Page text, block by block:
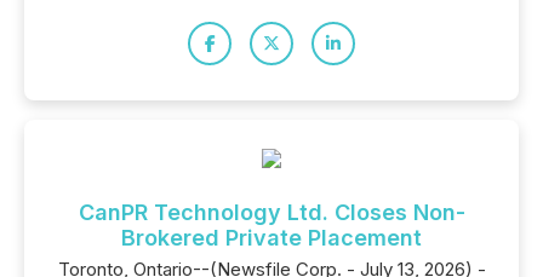
CanPR Technology Ltd. Closes Non-
Brokered Private Placement
Toronto, Ontario--(Newsfile Corp. - July 13, 2026) -